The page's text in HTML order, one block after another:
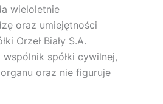
wieloletnie
oraz umiejętności
Orzeł Biały S.A.
spółki cywilnej,
oraz nie figuruje